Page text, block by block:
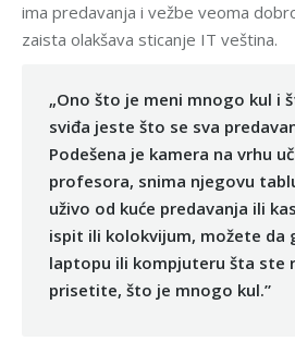
ima predavanja i vežbe veoma
zaista olakšava sticanje IT veština.
„Ono što je meni mnogo kul i
sviđa jeste što se sva
Podešena je kamera na vrhu
profesora, snima njegovu
uživo od kuće predavanja ili
ispit ili kolokvijum, možete da
laptopu ili kompjuteru šta ste
prisetite, što je mnogo kul.”